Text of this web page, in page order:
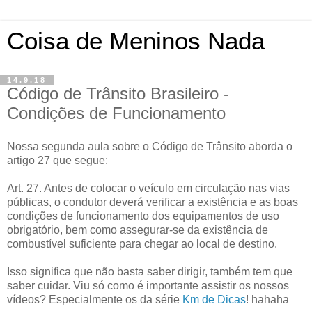
Coisa de Meninos Nada
14.9.18
Código de Trânsito Brasileiro -
Condições de Funcionamento
Nossa segunda aula sobre o Código de Trânsito aborda o
artigo 27 que segue:
Art. 27. Antes de colocar o veículo em circulação nas vias
públicas, o condutor deverá verificar a existência e as boas
condições de funcionamento dos equipamentos de uso
obrigatório, bem como assegurar-se da existência de
combustível suficiente para chegar ao local de destino.
Isso significa que não basta saber dirigir, também tem que
saber cuidar. Viu só como é importante assistir os nossos
vídeos? Especialmente os da série Km de Dicas! hahaha